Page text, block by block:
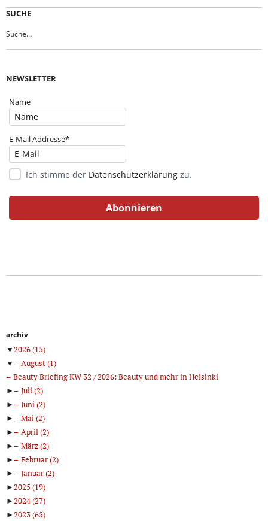
SUCHE
NEWSLETTER
Name
E-Mail Addresse*
Ich stimme der Datenschutzerklärung zu.
archiv
▼2026(15)
▼
August(1)
Beauty Briefing KW 32 / 2026: Beauty und mehr in Helsinki
►
Juli(2)
►
Juni(2)
►
Mai(2)
►
April(2)
►
März(2)
►
Februar(2)
►
Januar(2)
►2025 (19)
►2024(27)
►2023(65)